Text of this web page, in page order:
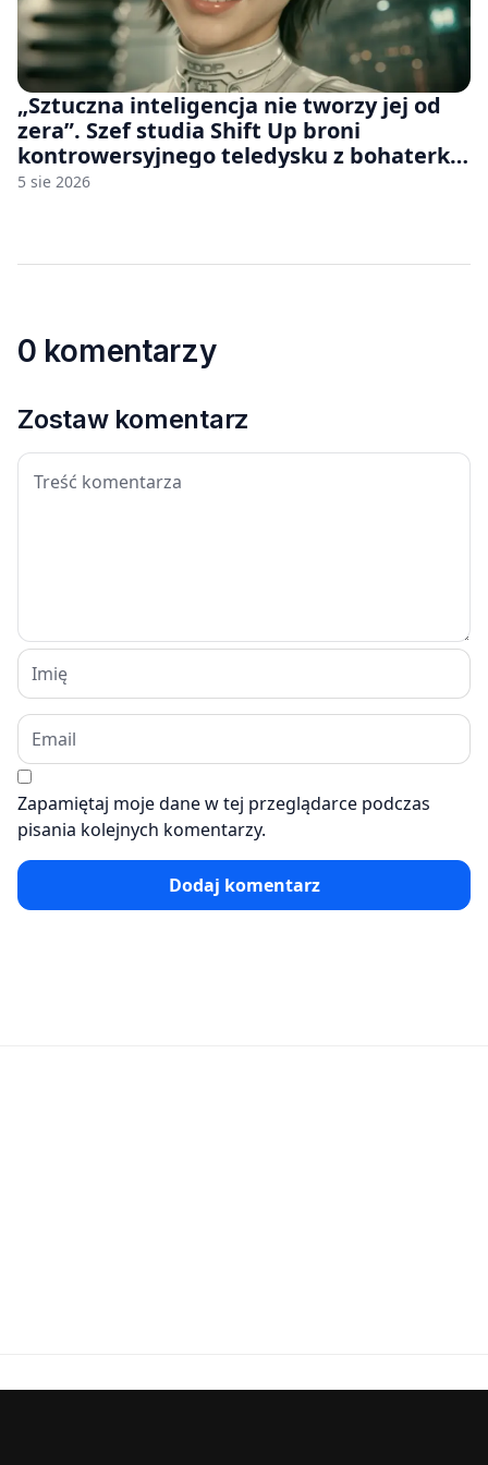
„Sztuczna inteligencja nie tworzy jej od
zera”. Szef studia Shift Up broni
kontrowersyjnego teledysku z bohaterką
Stellar Blade: Blood Rain
5 sie 2026
0 komentarzy
Zostaw komentarz
Zapamiętaj moje dane w tej przeglądarce podczas
pisania kolejnych komentarzy.
Dodaj komentarz